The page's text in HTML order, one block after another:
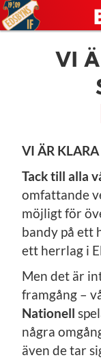
VI
VI ÄR KLARA
Tack till alla
omfattande
möjligt för
bandy på ett
ett herrlag i
Men det är
framgång –
Nationell
några
även de tar